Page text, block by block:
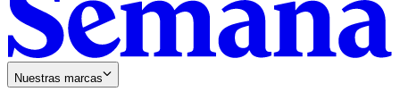
Nuestras marcas